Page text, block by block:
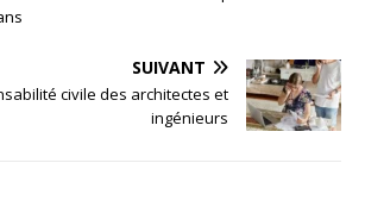
SUIVANT
civile des architectes et
ingénieurs